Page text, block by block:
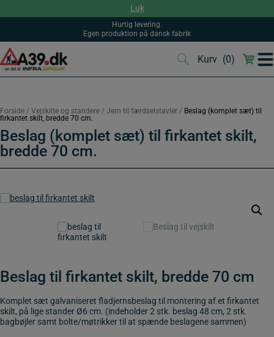
Luk
Hurtig levering.
Egen produktion på dansk fabrik
Kurv (0)
(0)
Forside / Vejskilte og standere / Jern til færdselstavler / Beslag (komplet sæt) til
firkantet skilt, bredde 70 cm.
Beslag (komplet sæt) til firkantet skilt,
bredde 70 cm.
Beslag til firkantet skilt, bredde 70 cm
Komplet sæt galvaniseret fladjernsbeslag til montering af et firkantet
skilt, på lige stander Ø6 cm. (indeholder 2 stk. beslag 48 cm, 2 stk.
bagbøjler samt bolte/møtrikker til at spænde beslagene sammen)